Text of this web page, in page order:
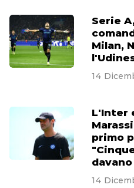
Serie
Milan,
14
L'Inter
primo
14